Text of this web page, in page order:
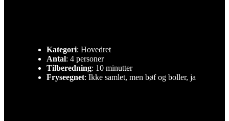
Kategori: Hovedret
Antal: 4 personer
Tilberedning: 10 minutter
Fryseegnet: Ikke samlet, men bøf og boller, ja